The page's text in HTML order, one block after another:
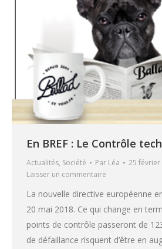
En BREF : Le Contrôle
Actualités, Société Par Léa
25 février
Laisser un commentaire
La nouvelle directive européenne
20 mai 2018. Ce qui change en
points de contrôle passeront de
de défaillance risquent d’être en